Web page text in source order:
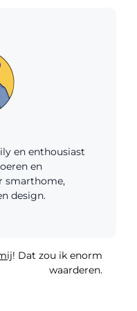
en enthousiast
en
smarthome,
design.
! Dat zou ik enorm
waarderen.